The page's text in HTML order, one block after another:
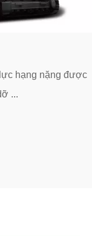
hạng nặng được
...